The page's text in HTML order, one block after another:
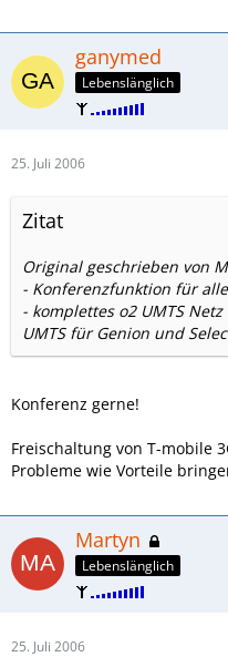
ganymed
Lebenslänglich
25. Juli 2006
Zitat
Original geschrieben von
- Konferenzfunktion für
- komplettes o2 UMTS
UMTS für Genion und
Konferenz gerne!
Freischaltung von T-mobile
Probleme wie Vorteile
Martyn
Lebenslänglich
25. Juli 2006